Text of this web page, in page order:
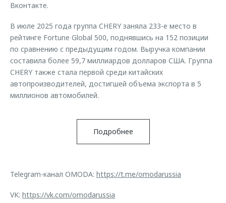
Вконтакте.
В июле 2025 года группа CHERY заняла 233-е место в
рейтинге Fortune Global 500, поднявшись на 152 позиции
по сравнению с предыдущим годом. Выручка компании
составила более 59,7 миллиардов долларов США. Группа
CHERY также стала первой среди китайских
автопроизводителей, достигшей объема экспорта в 5
миллионов автомобилей.
Подробнее
Telegram-канал OMODA: https://t.me/omodarussia
VK: https://vk.com/omodarussia